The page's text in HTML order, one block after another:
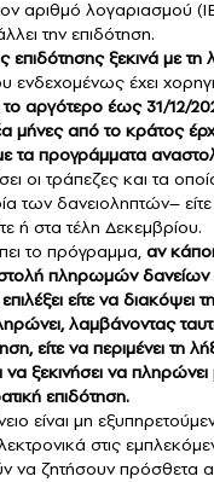
αριθμό λογαριασμού
την επιδότηση.
επιδότησης ξεκινά με τη
ενδεχομένως έχει
το αργότερο έως 31/12/
μήνες από το κράτος
τα προγράμματα
οι τράπεζες και τα
των δανειοληπτών–
ή στα τέλη Δεκεμβρίου.
το πρόγραμμα, αν
πληρωμών δανείων
είτε να διακόψει
λαμβάνοντας
είτε να περιμένει τη
ξεκινήσει να
επιδότηση.
είναι μη
στις
να ζητήσουν πρόσθετα